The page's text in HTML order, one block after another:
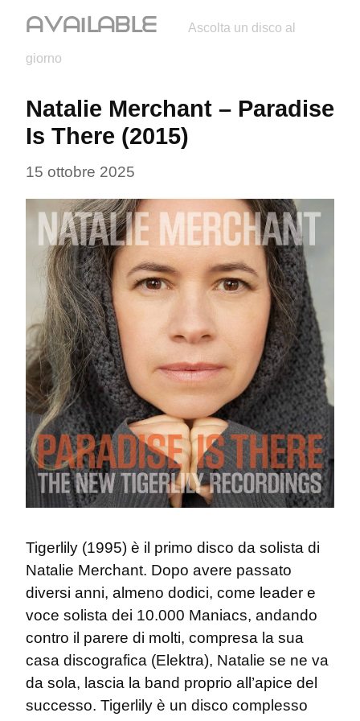
ᗩᐯᗩIᒪᗩᗷᒪᗴ Ascolta un disco al
giorno
Natalie Merchant – Paradise
Is There (2015)
15 ottobre 2025
Tigerlily (1995) è il primo disco da solista di
Natalie Merchant. Dopo avere passato
diversi anni, almeno dodici, come leader e
voce solista dei 10.000 Maniacs, andando
contro il parere di molti, compresa la sua
casa discografica (Elektra), Natalie se ne va
da sola, lascia la band proprio all’apice del
successo. Tigerlily è un disco complesso